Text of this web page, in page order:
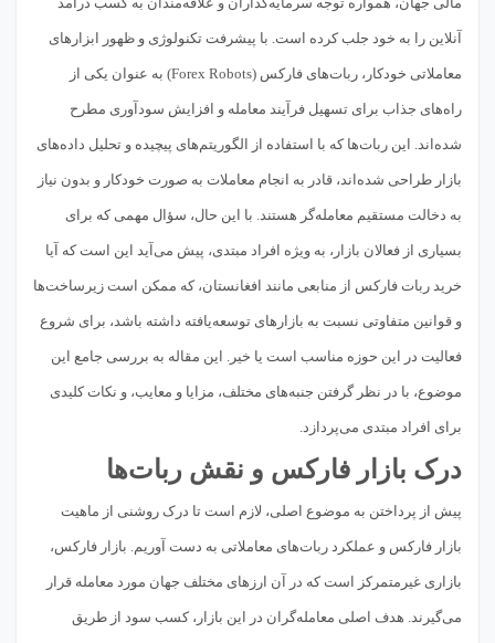
آنلاین را به خود جلب کرده است. با پیشرفت تکنولوژی و ظهور ابزارهای
معاملاتی خودکار، ربات‌های فارکس (Forex Robots) به عنوان یکی از
راه‌های جذاب برای تسهیل فرآیند معامله و افزایش سودآوری مطرح
شده‌اند. این ربات‌ها که با استفاده از الگوریتم‌های پیچیده و تحلیل داده‌های
بازار طراحی شده‌اند، قادر به انجام معاملات به صورت خودکار و بدون نیاز
به دخالت مستقیم معامله‌گر هستند. با این حال، سؤال مهمی که برای
بسیاری از فعالان بازار، به ویژه افراد مبتدی، پیش می‌آید این است که آیا
خرید ربات فارکس از منابعی مانند افغانستان، که ممکن است زیرساخت‌ها
و قوانین متفاوتی نسبت به بازارهای توسعه‌یافته داشته باشد، برای شروع
فعالیت در این حوزه مناسب است یا خیر. این مقاله به بررسی جامع این
موضوع، با در نظر گرفتن جنبه‌های مختلف، مزایا و معایب، و نکات کلیدی
برای افراد مبتدی می‌پردازد.
درک بازار فارکس و نقش ربات‌ها
پیش از پرداختن به موضوع اصلی، لازم است تا درک روشنی از ماهیت
بازار فارکس و عملکرد ربات‌های معاملاتی به دست آوریم. بازار فارکس،
بازاری غیرمتمرکز است که در آن ارزهای مختلف جهان مورد معامله قرار
می‌گیرند. هدف اصلی معامله‌گران در این بازار، کسب سود از طریق